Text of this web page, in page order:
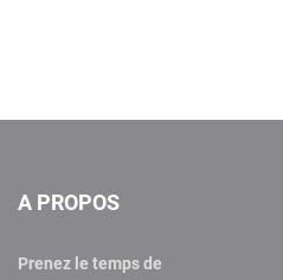
A PROPOS
Prenez le temps de